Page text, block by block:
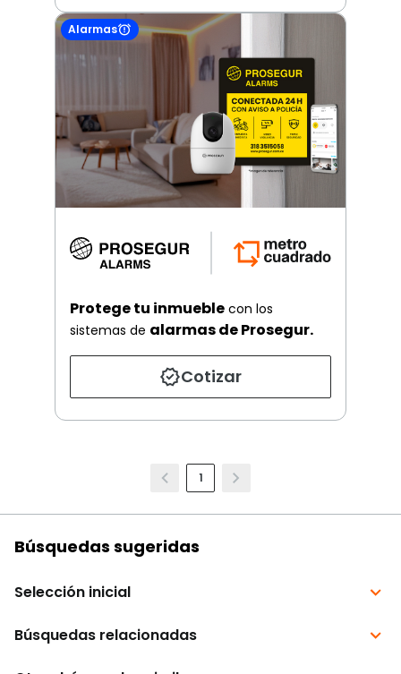
Alarmas
Protege tu inmueble con los
sistemas de alarmas de Prosegur.
Cotizar
1